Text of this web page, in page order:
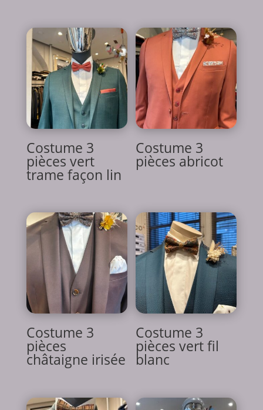
Costume 3
pièces vert
trame façon lin
Costume 3
pièces abricot
Costume 3
pièces
châtaigne irisée
Costume 3
pièces vert fil
blanc